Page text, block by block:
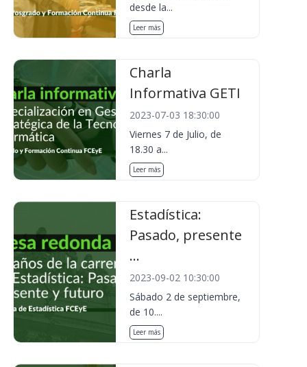
desde la...
Leer más
Charla
Informativa GETI
2023-07-03 18:30:00
Viernes 7 de Julio, de
18.30 a...
Leer más
Estadística:
Pasado, presente
...
2023-09-02 10:30:00
Sábado 2 de septiembre,
de 10....
Leer más